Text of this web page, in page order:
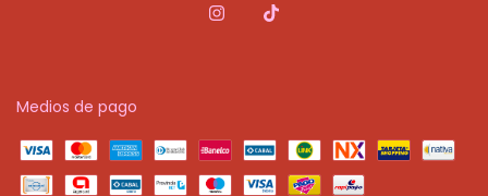
Medios de pago